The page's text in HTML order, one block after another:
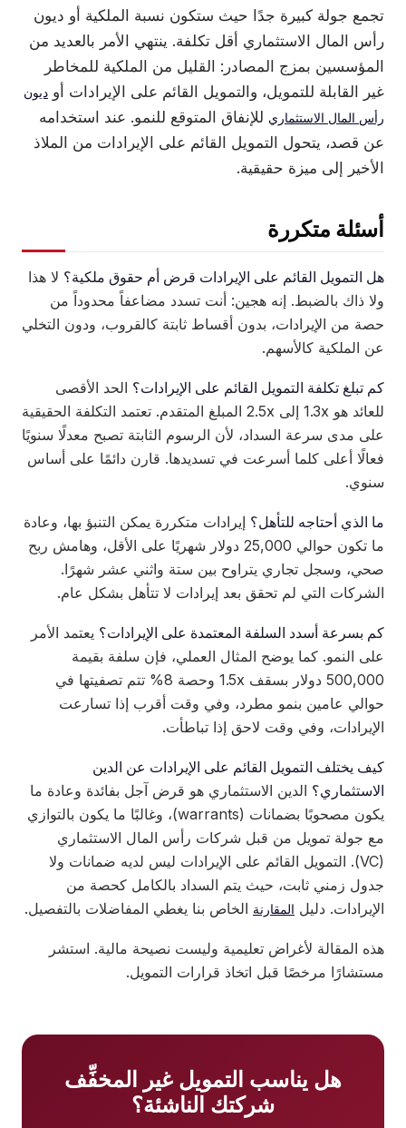
تجمع جولة كبيرة جدًا حيث ستكون نسبة الملكية أو ديون
رأس المال الاستثماري أقل تكلفة. ينتهي الأمر بالعديد من
المؤسسين بمزج المصادر: القليل من الملكية للمخاطر
غير القابلة للتمويل، والتمويل القائم على الإيرادات أو ديون
رأس المال الاستثماري للإنفاق المتوقع للنمو. عند استخدامه
عن قصد، يتحول التمويل القائم على الإيرادات من الملاذ
الأخير إلى ميزة حقيقية.
أسئلة متكررة
هل التمويل القائم على الإيرادات قرض أم حقوق ملكية؟ لا هذا
ولا ذاك بالضبط. إنه هجين: أنت تسدد مضاعفاً محدوداً من
حصة من الإيرادات، بدون أقساط ثابتة كالقروب، ودون التخلي
عن الملكية كالأسهم.
كم تبلغ تكلفة التمويل القائم على الإيرادات؟ الحد الأقصى
للعائد هو 1.3x إلى 2.5x المبلغ المتقدم. تعتمد التكلفة الحقيقية
على مدى سرعة السداد، لأن الرسوم الثابتة تصبح معدلًا سنويًا
فعالًا أعلى كلما أسرعت في تسديدها. قارن دائمًا على أساس
سنوي.
ما الذي أحتاجه للتأهل؟ إيرادات متكررة يمكن التنبؤ بها، وعادة
ما تكون حوالي 25,000 دولار شهريًا على الأقل، وهامش ربح
صحي، وسجل تجاري يتراوح بين ستة واثني عشر شهرًا.
الشركات التي لم تحقق بعد إيرادات لا تتأهل بشكل عام.
كم بسرعة أسدد السلفة المعتمدة على الإيرادات؟ يعتمد الأمر
على النمو. كما يوضح المثال العملي، فإن سلفة بقيمة
500,000 دولار بسقف 1.5x وحصة 8% تتم تصفيتها في
حوالي عامين بنمو مطرد، وفي وقت أقرب إذا تسارعت
الإيرادات، وفي وقت لاحق إذا تباطأت.
كيف يختلف التمويل القائم على الإيرادات عن الدين
الاستثماري؟ الدين الاستثماري هو قرض آجل بفائدة وعادة ما
يكون مصحوبًا بضمانات (warrants)، وغالبًا ما يكون بالتوازي
مع جولة تمويل من قبل شركات رأس المال الاستثماري
(VC). التمويل القائم على الإيرادات ليس لديه ضمانات ولا
جدول زمني ثابت، حيث يتم السداد بالكامل كحصة من
الإيرادات. دليل المقارنة الخاص بنا يغطي المفاضلات بالتفصيل.
هذه المقالة لأغراض تعليمية وليست نصيحة مالية. استشر
مستشارًا مرخصًا قبل اتخاذ قرارات التمويل.
هل يناسب التمويل غير المخفِّف
شركتك الناشئة؟